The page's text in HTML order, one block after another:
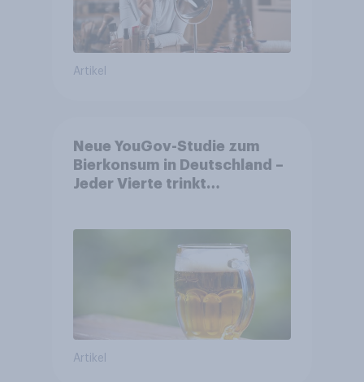
Artikel
Neue YouGov-Studie zum
Bierkonsum in Deutschland –
Jeder Vierte trinkt
wächst um über 23 Prozent
Artikel